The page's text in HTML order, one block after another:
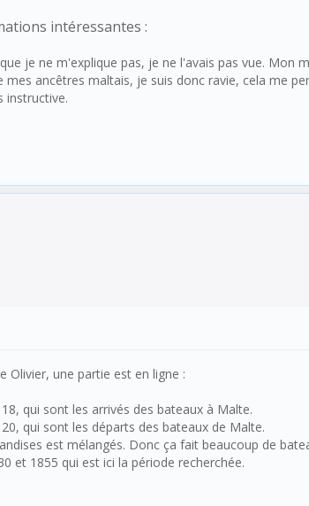
intéressantes :
je ne m'explique pas, je ne l'avais pas vue. Mon
ancêtres maltais, je suis donc ravie, cela me
instructive.
Olivier, une partie est en ligne :
qui sont les arrivés des bateaux à Malte.
qui sont les départs des bateaux de Malte.
est mélangés. Donc ça fait beaucoup de
et 1855 qui est ici la période recherchée.